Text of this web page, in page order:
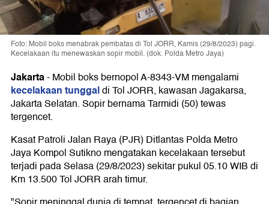
Foto: Mobil boks menabrak pembatas di Tol JORR, Kamis (29/8/2023) pagi.
Kecelakaan itu menewaskan sopir mobil. (dok. Polda Metro Jaya)
Jakarta-Mobil boks bernopol A-8343-VM mengalami
kecelakaan tunggaldi Tol JORR, kawasan Jagakarsa,
Jakarta Selatan. Sopir bernama Tarmidi (50) tewas
tergencet.
Kasat Patroli Jalan Raya (PJR) Ditlantas Polda Metro
Jaya Kompol Sutikno mengatakan kecelakaan tersebut
terjadi pada Selasa (29/8/2023) sekitar pukul 05.10 WIB di
Km 13.500 Tol JORR arah timur.